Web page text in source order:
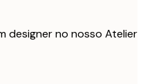
designer no nosso Atelier